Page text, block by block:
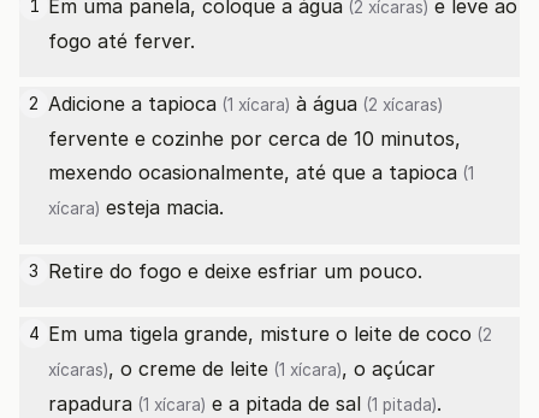
1 Em uma panela, coloque a água (2 xícaras) e leve ao
fogo até ferver.
2 Adicione a tapioca (1 xícara) à água (2 xícaras)
fervente e cozinhe por cerca de 10 minutos,
mexendo ocasionalmente, até que a tapioca (1
xícara) esteja macia.
3 Retire do fogo e deixe esfriar um pouco.
4 Em uma tigela grande, misture o leite de coco (2
xícaras), o creme de leite (1 xícara), o açúcar
rapadura (1 xícara) e a pitada de sal (1 pitada).